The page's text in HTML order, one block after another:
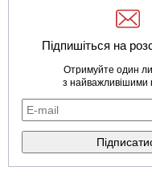
Підпишіться на
Отримуйте один
з найважливішими